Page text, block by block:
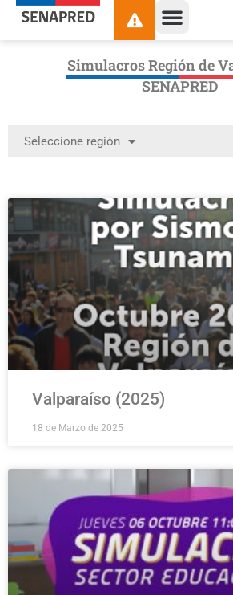
Simulacros Región de
SENAPRED
Seleccione región
Valparaíso (2025)
18 de Marzo de 2025